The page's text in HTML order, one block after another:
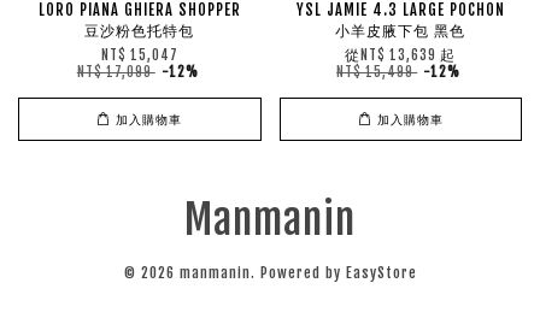
LORO PIANA GHIERA SHOPPER
豆沙粉色托特包
NT$ 15,047
NT$ 17,099 -12%
加入購物車
YSL JAMIE 4.3 LARGE POCHON
小羊皮腋下包 黑色
從 NT$ 13,639 起
NT$ 15,499 -12%
加入購物車
Manmanin
© 2026 manmanin. Powered by EasyStore